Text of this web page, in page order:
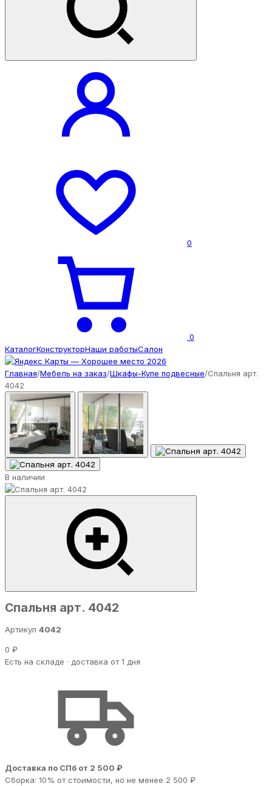
0
0
КаталогКонструкторНаши работыСалон
Главная/Мебель на заказ/Шкафы-Купе подвесные/Спальня арт.
4042
В наличии
Спальня арт. 4042
Артикул 4042
0 ₽
Есть на складе · доставка от 1 дня
Доставка по СПб от 2 500 ₽
Сборка: 10% от стоимости, но не менее 2 500 ₽